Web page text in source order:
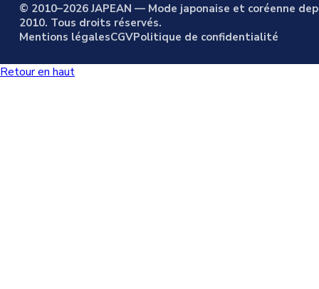
© 2010–2026 JAPEAN — Mode japonaise et coréenne
2010. Tous droits réservés.
Mentions légalesCGVPolitique de confidentialité
Retour en haut